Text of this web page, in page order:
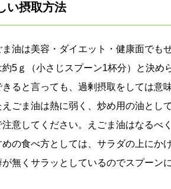
い摂取方法
ま油は美容・ダイエット・健康面でも
約5ｇ（小さじスプーン1杯分）と決め
きると言っても、過剰摂取をしては意
えごま油は熱に弱く、炒め用の油とし
注意してください。えごま油はなるべ
めの食べ方としては、サラダの上にか
が無くサラッとしているのでスプーン